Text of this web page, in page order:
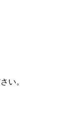
い。